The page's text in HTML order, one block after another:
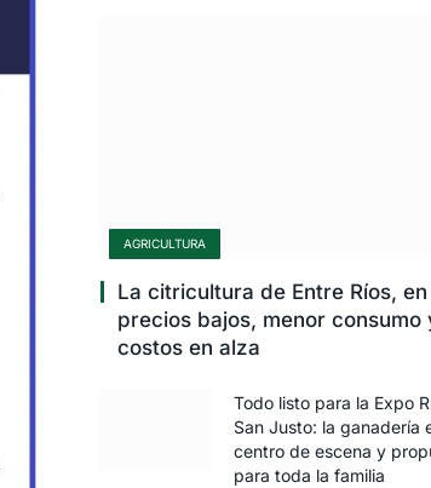
AGRICULTURA
La citricultura de Entre Ríos,
precios bajos, menor consumo
costos en alza
Todo listo para la Expo
San Justo: la ganadería
centro de escena y
para toda la familia